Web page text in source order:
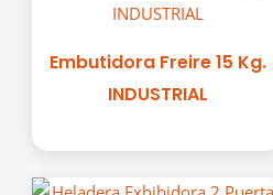
Embutidora Freire 15 Kg.
INDUSTRIAL